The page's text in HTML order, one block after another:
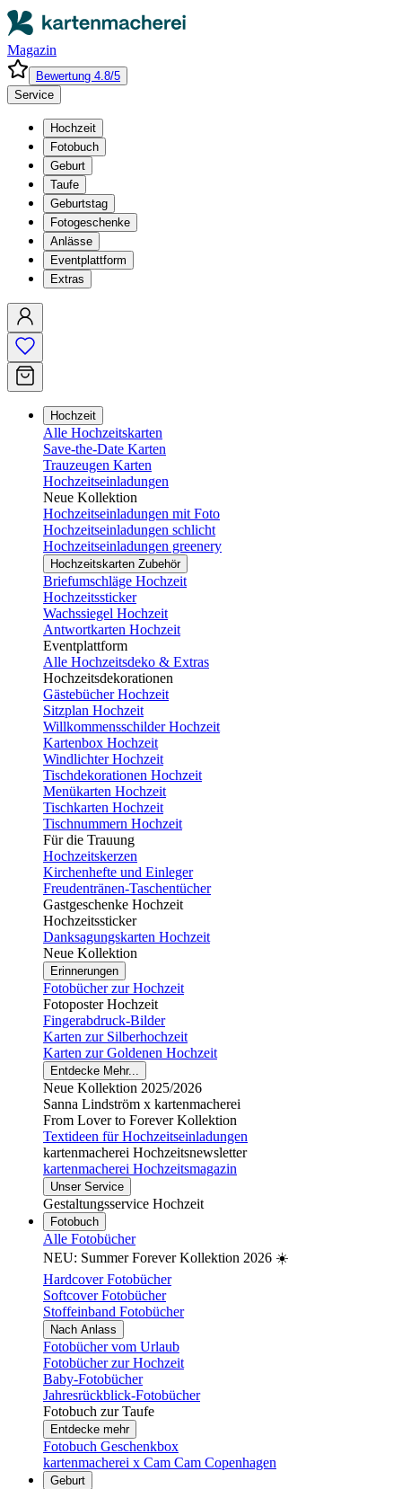
Magazin
Bewertung 4.8/5
Service
Hochzeit
Fotobuch
Geburt
Taufe
Geburtstag
Fotogeschenke
Anlässe
Eventplattform
Extras
Hochzeit
Alle Hochzeitskarten
Save-the-Date Karten
Trauzeugen Karten
Hochzeitseinladungen
Neue Kollektion
Hochzeitseinladungen mit Foto
Hochzeitseinladungen schlicht
Hochzeitseinladungen greenery
Hochzeitskarten Zubehör
Briefumschläge Hochzeit
Hochzeitssticker
Wachssiegel Hochzeit
Antwortkarten Hochzeit
Eventplattform
Alle Hochzeitsdeko & Extras
Hochzeitsdekorationen
Gästebücher Hochzeit
Sitzplan Hochzeit
Willkommensschilder Hochzeit
Kartenbox Hochzeit
Windlichter Hochzeit
Tischdekorationen Hochzeit
Menükarten Hochzeit
Tischkarten Hochzeit
Tischnummern Hochzeit
Für die Trauung
Hochzeitskerzen
Kirchenhefte und Einleger
Freudentränen-Taschentücher
Gastgeschenke Hochzeit
Hochzeitssticker
Danksagungskarten Hochzeit
Neue Kollektion
Erinnerungen
Fotobücher zur Hochzeit
Fotoposter Hochzeit
Fingerabdruck-Bilder
Karten zur Silberhochzeit
Karten zur Goldenen Hochzeit
Entdecke Mehr...
Neue Kollektion 2025/2026
Sanna Lindström x kartenmacherei
From Lover to Forever Kollektion
Textideen für Hochzeitseinladungen
kartenmacherei Hochzeitsnewsletter
kartenmacherei Hochzeitsmagazin
Unser Service
Gestaltungsservice Hochzeit
Fotobuch
Alle Fotobücher
NEU: Summer Forever Kollektion 2026 ☀️
Hardcover Fotobücher
Softcover Fotobücher
Stoffeinband Fotobücher
Nach Anlass
Fotobücher vom Urlaub
Fotobücher zur Hochzeit
Baby-Fotobücher
Jahresrückblick-Fotobücher
Fotobuch zur Taufe
Entdecke mehr
Fotobuch Geschenkbox
kartenmacherei x Cam Cam Copenhagen
Geburt